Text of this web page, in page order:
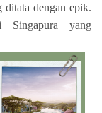
ditata dengan epik.
yang